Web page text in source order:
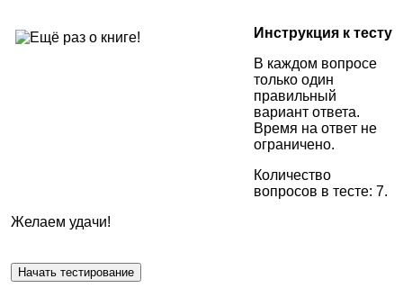
Инструкция к тесту
В каждом вопросе
только один
правильный
вариант ответа.
Время на ответ не
ограничено.
Количество
вопросов в тесте: 7.
Желаем удачи!